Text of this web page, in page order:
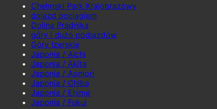
Chełmski Park Krajobrazowy
dojazd pociągiem
Dolina Prądnika
góry i dużo podjazdów
Góry Izerskie
Japonia / Aichi
Japonia / Akita
Japonia / Aomori
Japonia / Chiba
Japonia / Ehime
Japonia / Fukui